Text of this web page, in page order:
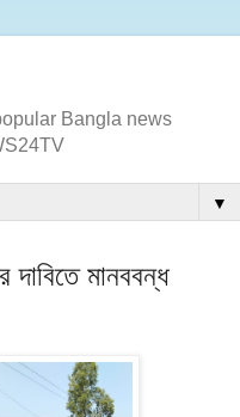
Bangla news
▼
দাবিতে মানববন্ধ